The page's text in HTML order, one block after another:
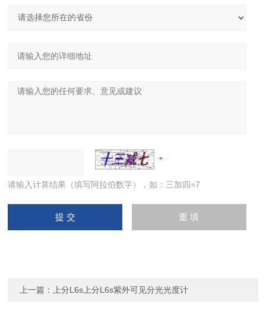
请输入计算结果（填写阿拉伯数字），如：三加四=7
上一篇： 上分L6s上分L6s紫外可见分光光度计